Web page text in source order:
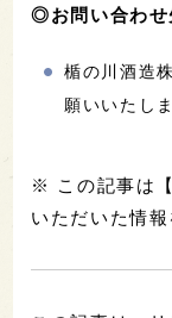
◎お問い合わせ
楯の川酒造
願いいたしま
※ この記事は
いただいた情